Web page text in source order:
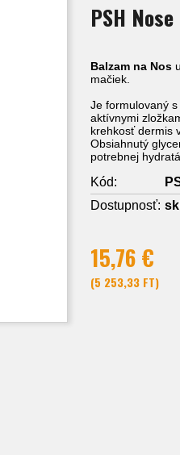
PSH
Balzam na Nos
mačiek.
Je formulovaný
aktívnymi
krehkosť dermis
Obsiahnutý
potrebnej
Kód:
Dostupnosť:
15,76 €
(5 253,33 FT)